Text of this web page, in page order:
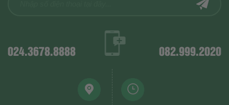
024.3678.8888 082.999.2020